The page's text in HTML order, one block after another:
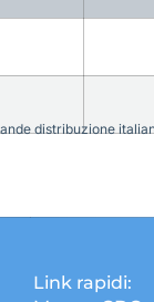
distribuzione
Link rapidi: